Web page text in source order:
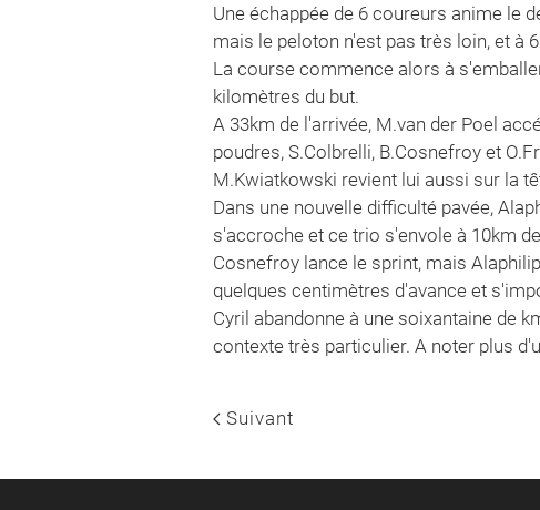
Une échappée de 6 coureurs anime le
mais le peloton n'est pas très loin, et à
La course commence alors à
kilomètres du but.
A 33km de l'arrivée, M.van der Poel
poudres, S.Colbrelli, B.Cosnefroy et
M.Kwiatkowski revient lui aussi sur la
Dans une nouvelle difficulté pavée,
s'accroche et ce trio s'envole à 10km
Cosnefroy lance le sprint, mais
quelques centimètres d'avance et
Cyril abandonne à une soixantaine de
contexte très particulier. A noter plus
Suivant